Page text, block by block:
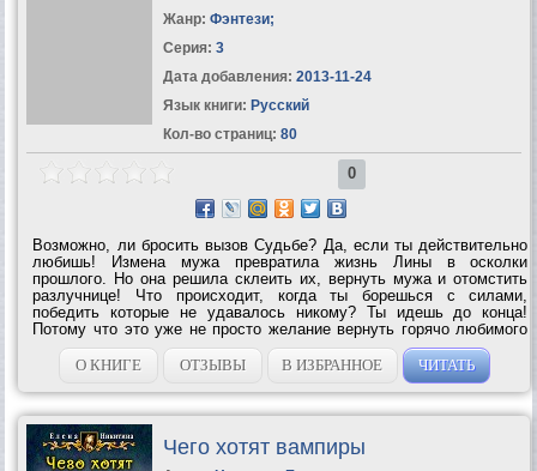
Жанр: Фэнтези;
Серия: 3
Дата добавления: 2013-11-24
Язык книги: Русский
Кол-во страниц: 80
0
Возможно, ли бросить вызов Судьбе? Да, если ты действительно
любишь! Измена мужа превратила жизнь Лины в осколки
прошлого. Но она решила склеить их, вернуть мужа и отомстить
разлучнице! Что происходит, когда ты борешься с силами,
победить которые не удавалось никому? Ты идешь до конца!
Потому что это уже не просто желание вернуть горячо любимого
мужчину — это Игры Чёрта, цинично бросившего кости на
игральный стол твоей жизни. Но что...
О КНИГЕ ОТЗЫВЫ В ИЗБРАННОЕ ЧИТАТЬ
Чего хотят вампиры